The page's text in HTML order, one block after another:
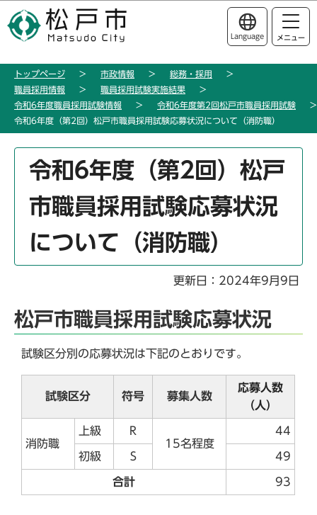
の
ー
頭
このページの本文へ移動
Language メニュー
トップページ 市政情報
総務・採用
職員採用情報
職員採用試験実施結果
令和6年度職員採用試験情報
令和6年度第2回松戸市職員採用試験
令和6年度（第2回）松戸市職員採用試験応募状況について（消防職）
令和6年度（第2回）松戸
市職員採用試験応募状況
について（消防職）
更新日：2024年9月9日
松戸市職員採用試験応募状況
試験区分別の応募状況は下記のとおりです。
試験区分 符号 募集人数
応募人数
（人）
消防職
上級
R
15名程度
44
初級 S 49
合計 93